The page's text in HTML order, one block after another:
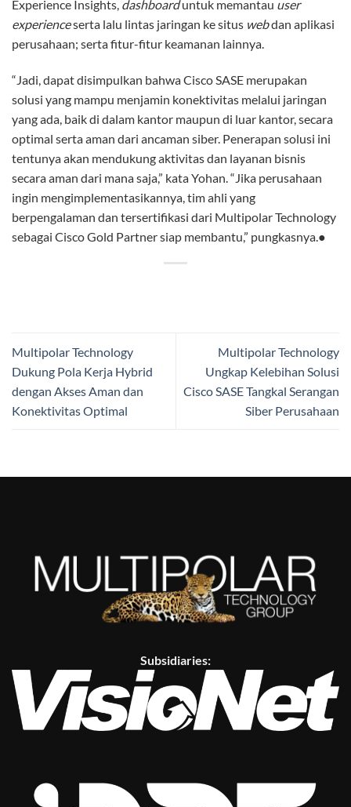
Experience Insights, dashboarduntuk memantau user
experienceserta lalu lintas jaringan ke situs webdan aplikasi
perusahaan; serta fitur-fitur keamanan lainnya.
“Jadi, dapat disimpulkan bahwa Cisco SASE merupakan
solusi yang mampu menjamin konektivitas melalui jaringan
yang ada, baik di dalam kantor maupun di luar kantor, secara
optimal serta aman dari ancaman siber. Penerapan solusi ini
tentunya akan mendukung aktivitas dan layanan bisnis
secara aman dari mana saja,” kata Yohan. “Jika perusahaan
ingin mengimplementasikannya, tim ahli yang
berpengalaman dan tersertifikasi dari Multipolar Technology
sebagai Cisco Gold Partner siap membantu,” pungkasnya. ●
Multipolar Technology
Dukung Pola Kerja Hybrid
dengan Akses Aman dan
Konektivitas Optimal
Multipolar Technology
Ungkap Kelebihan Solusi
Cisco SASE Tangkal Serangan
Siber Perusahaan
Subsidiaries: